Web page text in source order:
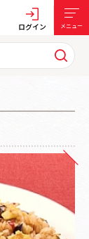
ログイン メニュー